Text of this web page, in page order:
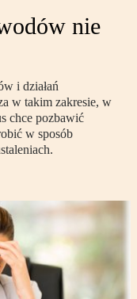
nie
i działań
w takim zakresie, w
chce pozbawić
w sposób